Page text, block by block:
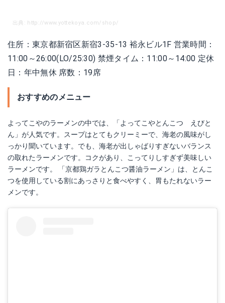
出典: http://www.yottekoya.com/shop/
住所：東京都新宿区新宿3-35-13 裕永ビル1F 営業時間：
11:00～26:00(LO/25:30) 禁煙タイム：11:00～14:00 定休
日：年中無休 席数：19席
おすすめのメニュー
よってこやのラーメンの中では、「よってこやとんこつ えびと
ん」が人気です。スープはとてもクリーミーで、海老の風味がし
っかり聞いています。でも、海老が出しゃばりすぎないバランス
の取れたラーメンです。コクがあり、こってりしすぎず美味しい
ラーメンです。 「京都鶏ガラとんこつ醤油ラーメン」は、とんこ
つを使用している割にあっさりと食べやすく、胃もたれないラー
メンです。